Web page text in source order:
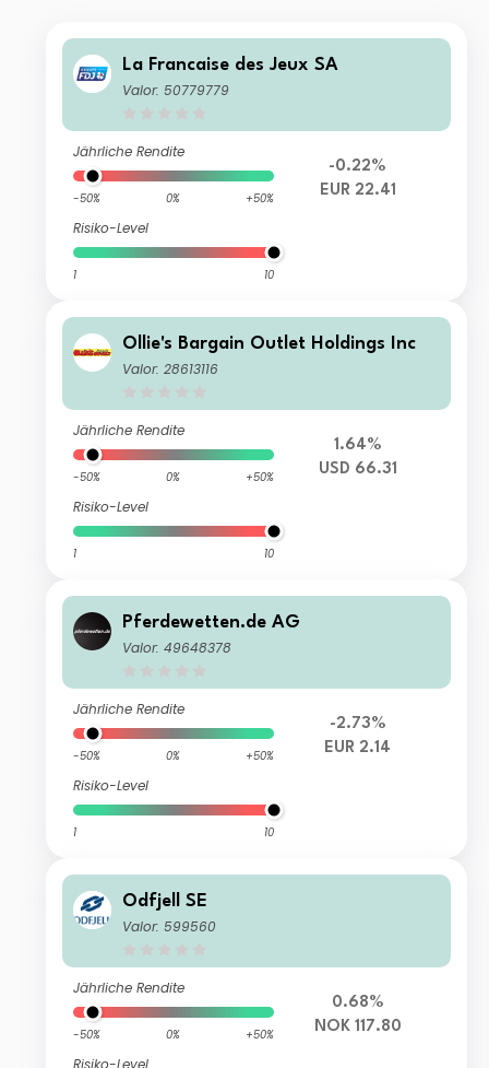
La Francaise des Jeux SA
Valor: 50779779
Jährliche Rendite
-50% 0% +50%
Risiko-Level
1 10
-0.22%
EUR 22.41
Ollie's Bargain Outlet Holdings Inc
Valor: 28613116
Jährliche Rendite
-50% 0% +50%
Risiko-Level
1 10
1.64%
USD 66.31
Pferdewetten.de AG
Valor: 49648378
Jährliche Rendite
-50% 0% +50%
Risiko-Level
1 10
-2.73%
EUR 2.14
Odfjell SE
Valor: 599560
Jährliche Rendite
-50% 0% +50%
Risiko-Level
0.68%
NOK 117.80